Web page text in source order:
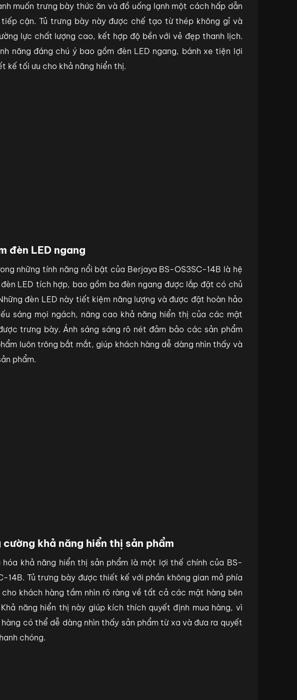
muốn trưng bày thức ăn và đồ uống lạnh một cách hấp dẫn
cận. Tủ trưng bày này được chế tạo từ thép không gỉ và
lực chất lượng cao, kết hợp độ bền với vẻ đẹp thanh lịch.
năng đáng chú ý bao gồm đèn LED ngang, bánh xe tiện lợi
kế tối ưu cho khả năng hiển thị.
đèn LED ngang
những tính năng nổi bật của Berjaya BS-OS3SC-14B là hệ
LED tích hợp, bao gồm ba đèn ngang được lắp đặt có chủ
đèn LED này tiết kiệm năng lượng và được đặt hoàn hảo
sáng mọi ngách, nâng cao khả năng hiển thị của các mặt
trưng bày. Ánh sáng sáng rõ nét đảm bảo các sản phẩm
luôn trông bắt mắt, giúp khách hàng dễ dàng nhìn thấy và
phẩm.
cường khả năng hiển thị sản phẩm
hóa khả năng hiển thị sản phẩm là một lợi thế chính của BS-
14B. Tủ trưng bày được thiết kế với phần không gian mở phía
khách hàng tầm nhìn rõ ràng về tất cả các mặt hàng bên
năng hiển thị này giúp kích thích quyết định mua hàng, vì
có thể dễ dàng nhìn thấy sản phẩm từ xa và đưa ra quyết
chóng.